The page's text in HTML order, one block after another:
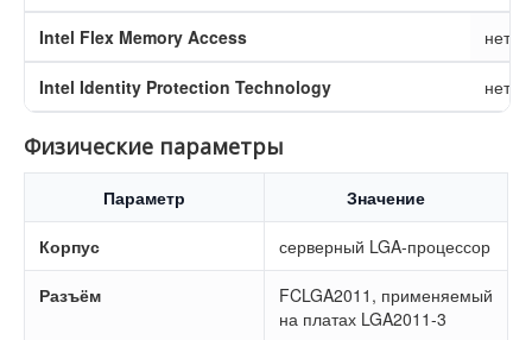
Intel Flex Memory Access нет
Intel Identity Protection Technology нет
Физические параметры
Параметр Значение
Корпус серверный LGA-процессор
Разъём
FCLGA2011, применяемый
на платах LGA2011-3